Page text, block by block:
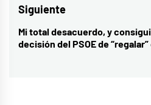
entradas
anterior:
Siguiente
Entrada
siguiente:
Mi total desacuerdo, y
decisión del PSOE de